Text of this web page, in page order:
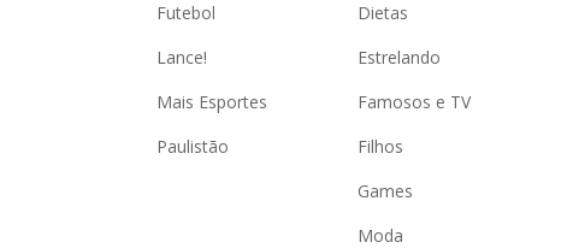
Futebol
Lance!
Mais Esportes
Paulistão
Dietas
Estrelando
Famosos e TV
Filhos
Games
Moda